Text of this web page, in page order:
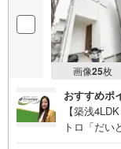
画像25枚
おすすめポ
【築浅
トロ「だい